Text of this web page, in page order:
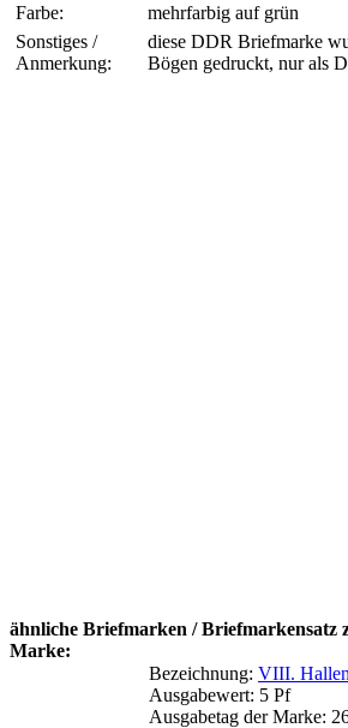
Farbe:
mehrfarbig auf grün
Sonstiges /
Anmerkung:
diese DDR Briefmarke
Bögen gedruckt, nur als
ähnliche Briefmarken / Briefmarkensatz
Marke:
Bezeichnung: VIII.
Ausgabewert: 5 Pf
Ausgabetag der Marke: